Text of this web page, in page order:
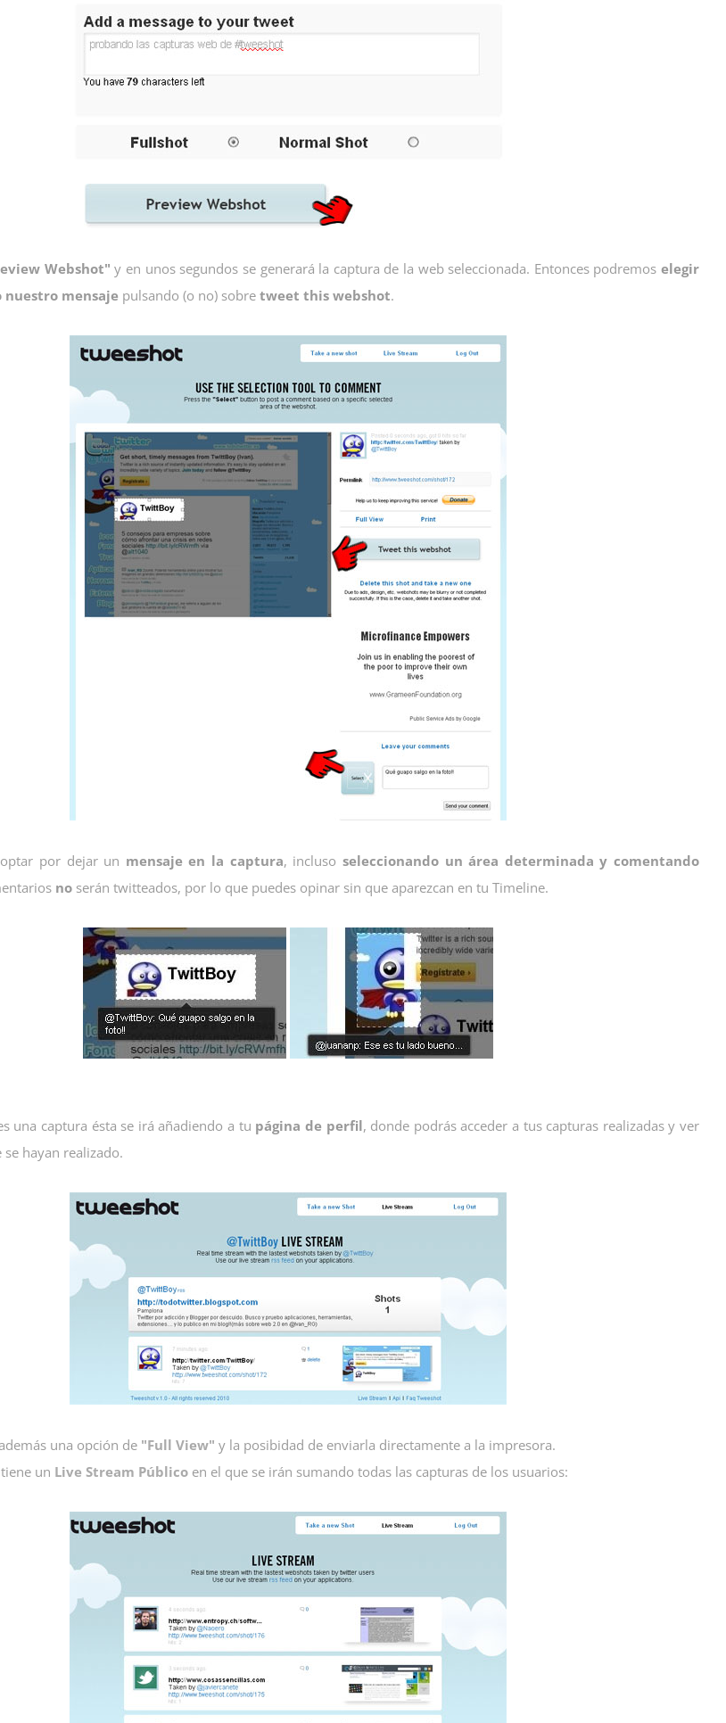
Webshot" y en unos segundos se generará la captura de la web seleccionada. Entonces podremoselegir
mensaje pulsando (o no) sobre tweet this webshot.
por dejar un mensaje en la captura, incluso seleccionando un área determinada y comentando
no serán twitteados, por lo que puedes opinar sin que aparezcan en tu Timeline.
una captura ésta se irá añadiendo a tu página de perfil, donde podrás acceder a tus capturas realizadas y ver
hayan realizado.
una opción de "Full View" y la posibidad de enviarla directamente a la impresora.
un Live Stream Público en el que se irán sumando todas las capturas de los usuarios: